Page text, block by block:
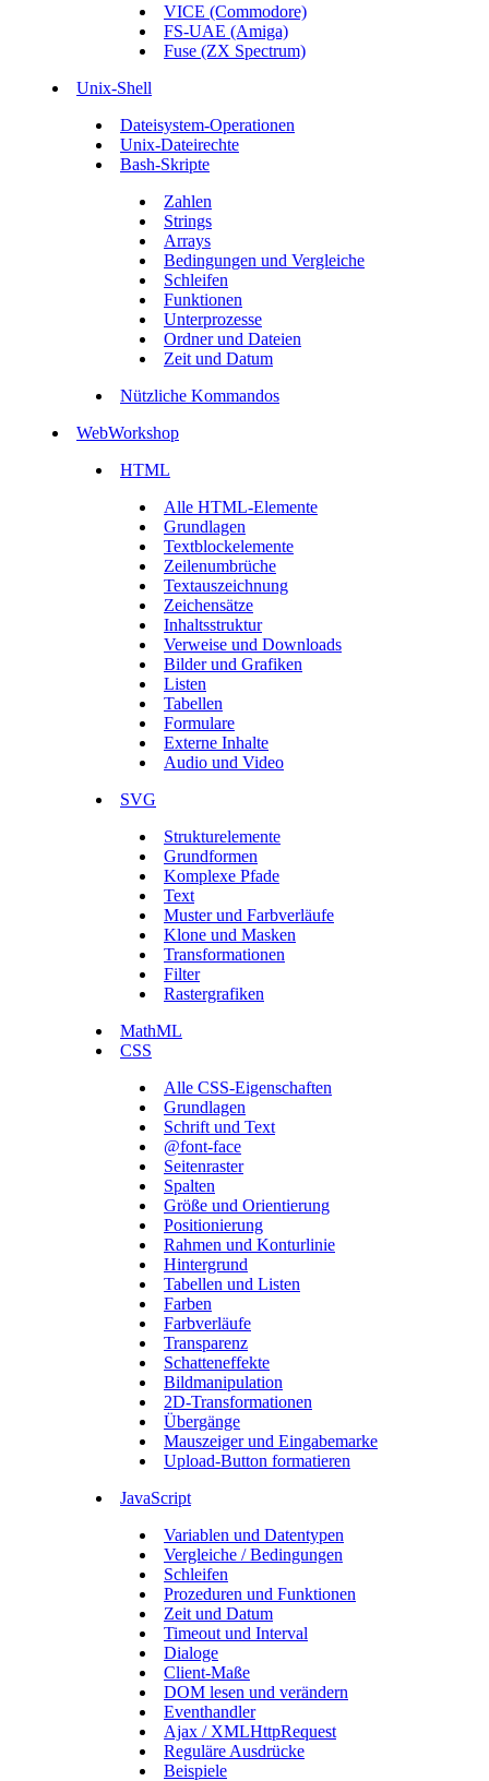
VICE (Commodore)
FS-UAE (Amiga)
Fuse (ZX Spectrum)
Unix-Shell
Dateisystem-Operationen
Unix-Dateirechte
Bash-Skripte
Zahlen
Strings
Arrays
Bedingungen und Vergleiche
Schleifen
Funktionen
Unterprozesse
Ordner und Dateien
Zeit und Datum
Nützliche Kommandos
WebWorkshop
HTML
Alle HTML-Elemente
Grundlagen
Textblockelemente
Zeilenumbrüche
Textauszeichnung
Zeichensätze
Inhaltsstruktur
Verweise und Downloads
Bilder und Grafiken
Listen
Tabellen
Formulare
Externe Inhalte
Audio und Video
SVG
Strukturelemente
Grundformen
Komplexe Pfade
Text
Muster und Farbverläufe
Klone und Masken
Transformationen
Filter
Rastergrafiken
MathML
CSS
Alle CSS-Eigenschaften
Grundlagen
Schrift und Text
@font-face
Seitenraster
Spalten
Größe und Orientierung
Positionierung
Rahmen und Konturlinie
Hintergrund
Tabellen und Listen
Farben
Farbverläufe
Transparenz
Schatteneffekte
Bildmanipulation
2D-Transformationen
Übergänge
Mauszeiger und Eingabemarke
Upload-Button formatieren
JavaScript
Variablen und Datentypen
Vergleiche / Bedingungen
Schleifen
Prozeduren und Funktionen
Zeit und Datum
Timeout und Interval
Dialoge
Client-Maße
DOM lesen und verändern
Eventhandler
Ajax / XMLHttpRequest
Reguläre Ausdrücke
Beispiele